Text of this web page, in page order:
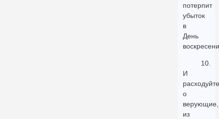
потерпит
убыток
в
День
10.
И
о
верующие,
из